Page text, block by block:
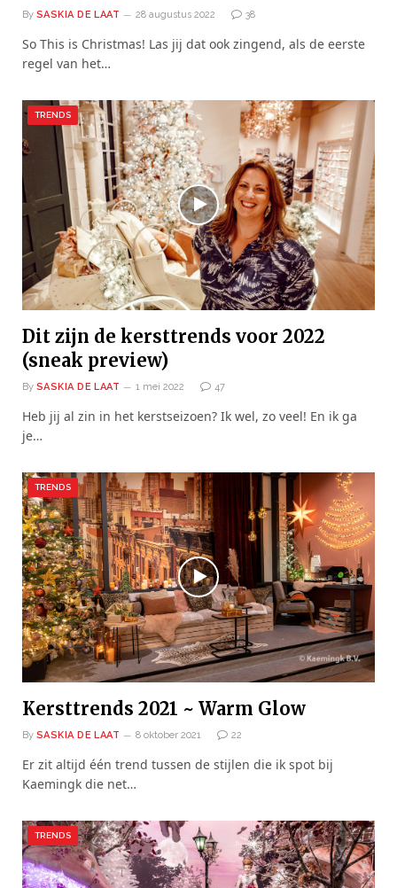
By SASKIA DE LAAT 28 augustus 2022 38
So This is Christmas! Las jij dat ook zingend, als de eerste
regel van het…
TRENDS
Dit zijn de kersttrends voor 2022
(sneak preview)
By SASKIA DE LAAT 1 mei 2022 47
Heb jij al zin in het kerstseizoen? Ik wel, zo veel! En ik ga
je…
TRENDS
Kersttrends 2021 ~ Warm Glow
By SASKIA DE LAAT 8 oktober 2021 22
Er zit altijd één trend tussen de stijlen die ik spot bij
Kaemingk die net…
TRENDS